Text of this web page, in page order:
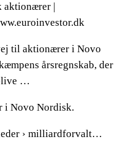
aktionærer |
til aktionærer i Novo
årsregnskab, der
…
i Novo Nordisk.
› milliardforvalt…